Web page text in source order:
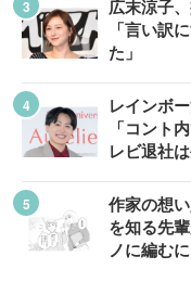
広末涼子
「言い訳
た」
レインボ
「コント
レビ退社
作家の想
を知る先
ノに編むに